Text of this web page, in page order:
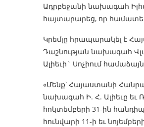
Ադրբեջանի նախագահ
հայտարարեց, որ
Կրեմլը հրապարակել է
Դաշնության նախագահ
Ալիեւի` Սոչիում
«Մենք՝ Հայաստանի
նախագահ Ի. Հ. Ալիեւը եւ
հոկտեմբերի 31-ին
հունվարի 11-ի եւ